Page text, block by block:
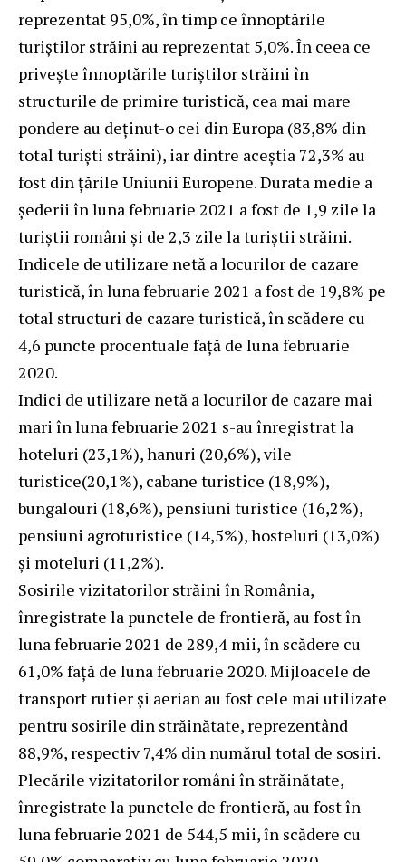
reprezentat 95,0%, în timp ce înnoptările
turiştilor străini au reprezentat 5,0%. În ceea ce
priveşte înnoptările turiştilor străini în
structurile de primire turistică, cea mai mare
pondere au deţinut-o cei din Europa (83,8% din
total turişti străini), iar dintre aceștia 72,3% au
fost din ţările Uniunii Europene. Durata medie a
şederii în luna februarie 2021 a fost de 1,9 zile la
turiştii români şi de 2,3 zile la turiştii străini.
Indicele de utilizare netă a locurilor de cazare
turistică, în luna februarie 2021 a fost de 19,8% pe
total structuri de cazare turistică, în scădere cu
4,6 puncte procentuale faţă de luna februarie
2020.
Indici de utilizare netă a locurilor de cazare mai
mari în luna februarie 2021 s-au înregistrat la
hoteluri (23,1%), hanuri (20,6%), vile
turistice(20,1%), cabane turistice (18,9%),
bungalouri (18,6%), pensiuni turistice (16,2%),
pensiuni agroturistice (14,5%), hosteluri (13,0%)
și moteluri (11,2%).
Sosirile vizitatorilor străini în România,
înregistrate la punctele de frontieră, au fost în
luna februarie 2021 de 289,4 mii, în scădere cu
61,0% faţă de luna februarie 2020. Mijloacele de
transport rutier și aerian au fost cele mai utilizate
pentru sosirile din străinătate, reprezentând
88,9%, respectiv 7,4% din numărul total de sosiri.
Plecările vizitatorilor români în străinătate,
înregistrate la punctele de frontieră, au fost în
luna februarie 2021 de 544,5 mii, în scădere cu